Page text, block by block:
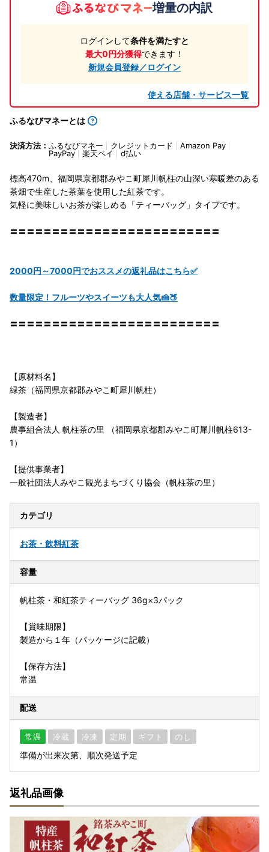
増量の内訳
ログインして条件を満たすと
最大0円分獲得できます！
新規会員登録／ログイン
使える店舗・サービス一覧
ふるなびマネーとは
決済方法： ふるなびマネー クレジットカード
Amazon Pay
PayPay
楽天ペイ d払い
標高470m、福岡県京都郡みやこ町犀川帆柱の山深い寒暖差のある
茶畑で生産した茶葉を使用した紅茶です。
気軽に美味しいお茶が楽しめる「ティーバッグ」タイプです。
〓〓〓〓〓〓〓〓〓〓〓〓〓〓〓〓〓〓〓〓〓〓〓〓〓
2000円～7000円でおススメの返礼品はこちら✅
数量限定！フルーツやスイーツも大人気🍰🍑
〓〓〓〓〓〓〓〓〓〓〓〓〓〓〓〓〓〓〓〓〓〓〓〓〓
【原材料名】
緑茶（福岡県京都郡みやこ町犀川帆柱）
【製造者】
農事組合法人 帆柱茶の里 （福岡県京都郡みやこ町犀川帆柱613-
1）
【提供事業者】
一般社団法人みやこ観光まちづくり協会（帆柱茶の里）
カテゴリ
お茶・飲料紅茶
容量
帆柱茶・和紅茶ティーバッグ 36g×3パック
【賞味期限】
製造から１年（パッケージに記載）
【保存方法】
常温
配送
常温 冷蔵 冷凍 定期 ギフト のし
準備が出来次第、順次発送予定
返礼品画像